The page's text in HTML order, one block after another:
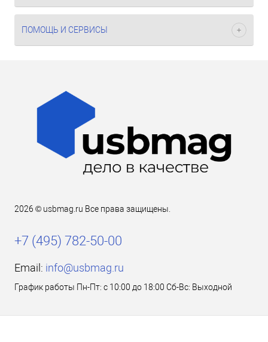
ПОМОЩЬ И СЕРВИСЫ
2026 © usbmag.ru Все права защищены.
+7 (495) 782-50-00
Email: info@usbmag.ru
График работы Пн-Пт: с 10:00 до 18:00 Сб-Вс: Выходной